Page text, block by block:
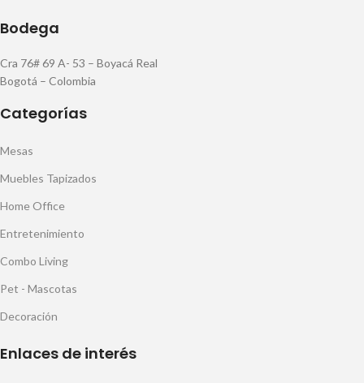
Bodega
Cra 76# 69 A- 53 – Boyacá Real
Bogotá – Colombia
Categorías
Mesas
Muebles Tapizados
Home Office
Entretenimiento
Combo Living
Pet - Mascotas
Decoración
Enlaces de interés